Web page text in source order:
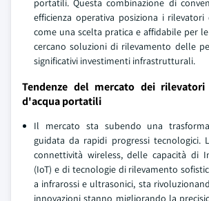
portatili. Questa combinazione di
efficienza operativa posiziona i
come una scelta pratica e affidabile per
cercano soluzioni di rilevamento delle
significativi investimenti infrastrutturali.
Tendenze del mercato dei
d'acqua portatili
Il mercato sta subendo una
guidata da rapidi progressi tecnologici.
connettività wireless, delle capacità di
(IoT) e di tecnologie di rilevamento
a infrarossi e ultrasonici, sta
innovazioni stanno migliorando la